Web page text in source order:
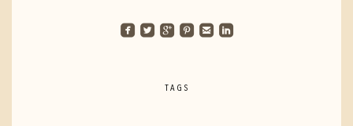
roundedfacebook roundedtwitterbird roundedgoogleplus roundedpinterest roundedemail roundedlinkedin
TAGS